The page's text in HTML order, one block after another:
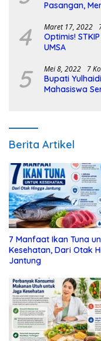
Pasangan,
4 Maret 17, 2022
Optimis!
UMSA
5 Mei 8, 2022 7
Bupati
Mahasiswa
Berita Artikel
7 Manfaat Ikan Tuna
Kesehatan, Dari Otak
Jantung